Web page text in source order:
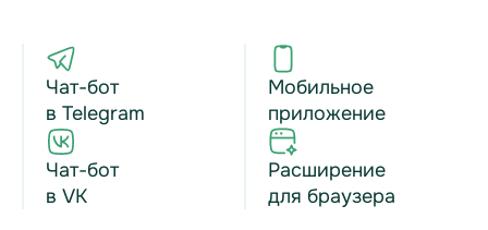
Чат-бот
в Telegram
Чат-бот
в VK
Мобильное
приложение
Расширение
для браузера